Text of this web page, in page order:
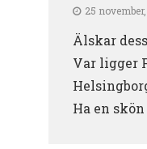
25
Älskar
Var ligger
Ha en